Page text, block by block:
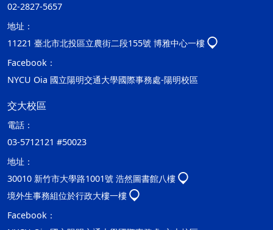
02-2827-5657
地址：
11221 臺北市北投區立農街二段155號 博雅中心一樓
Facebook：
NYCU Oia 國立陽明交通大學國際事務處-陽明校區
交大校區
電話：
03-5712121 #50023
地址：
30010 新竹市大學路1001號 浩然圖書館八樓
境外生事務組位於行政大樓一樓
Facebook：